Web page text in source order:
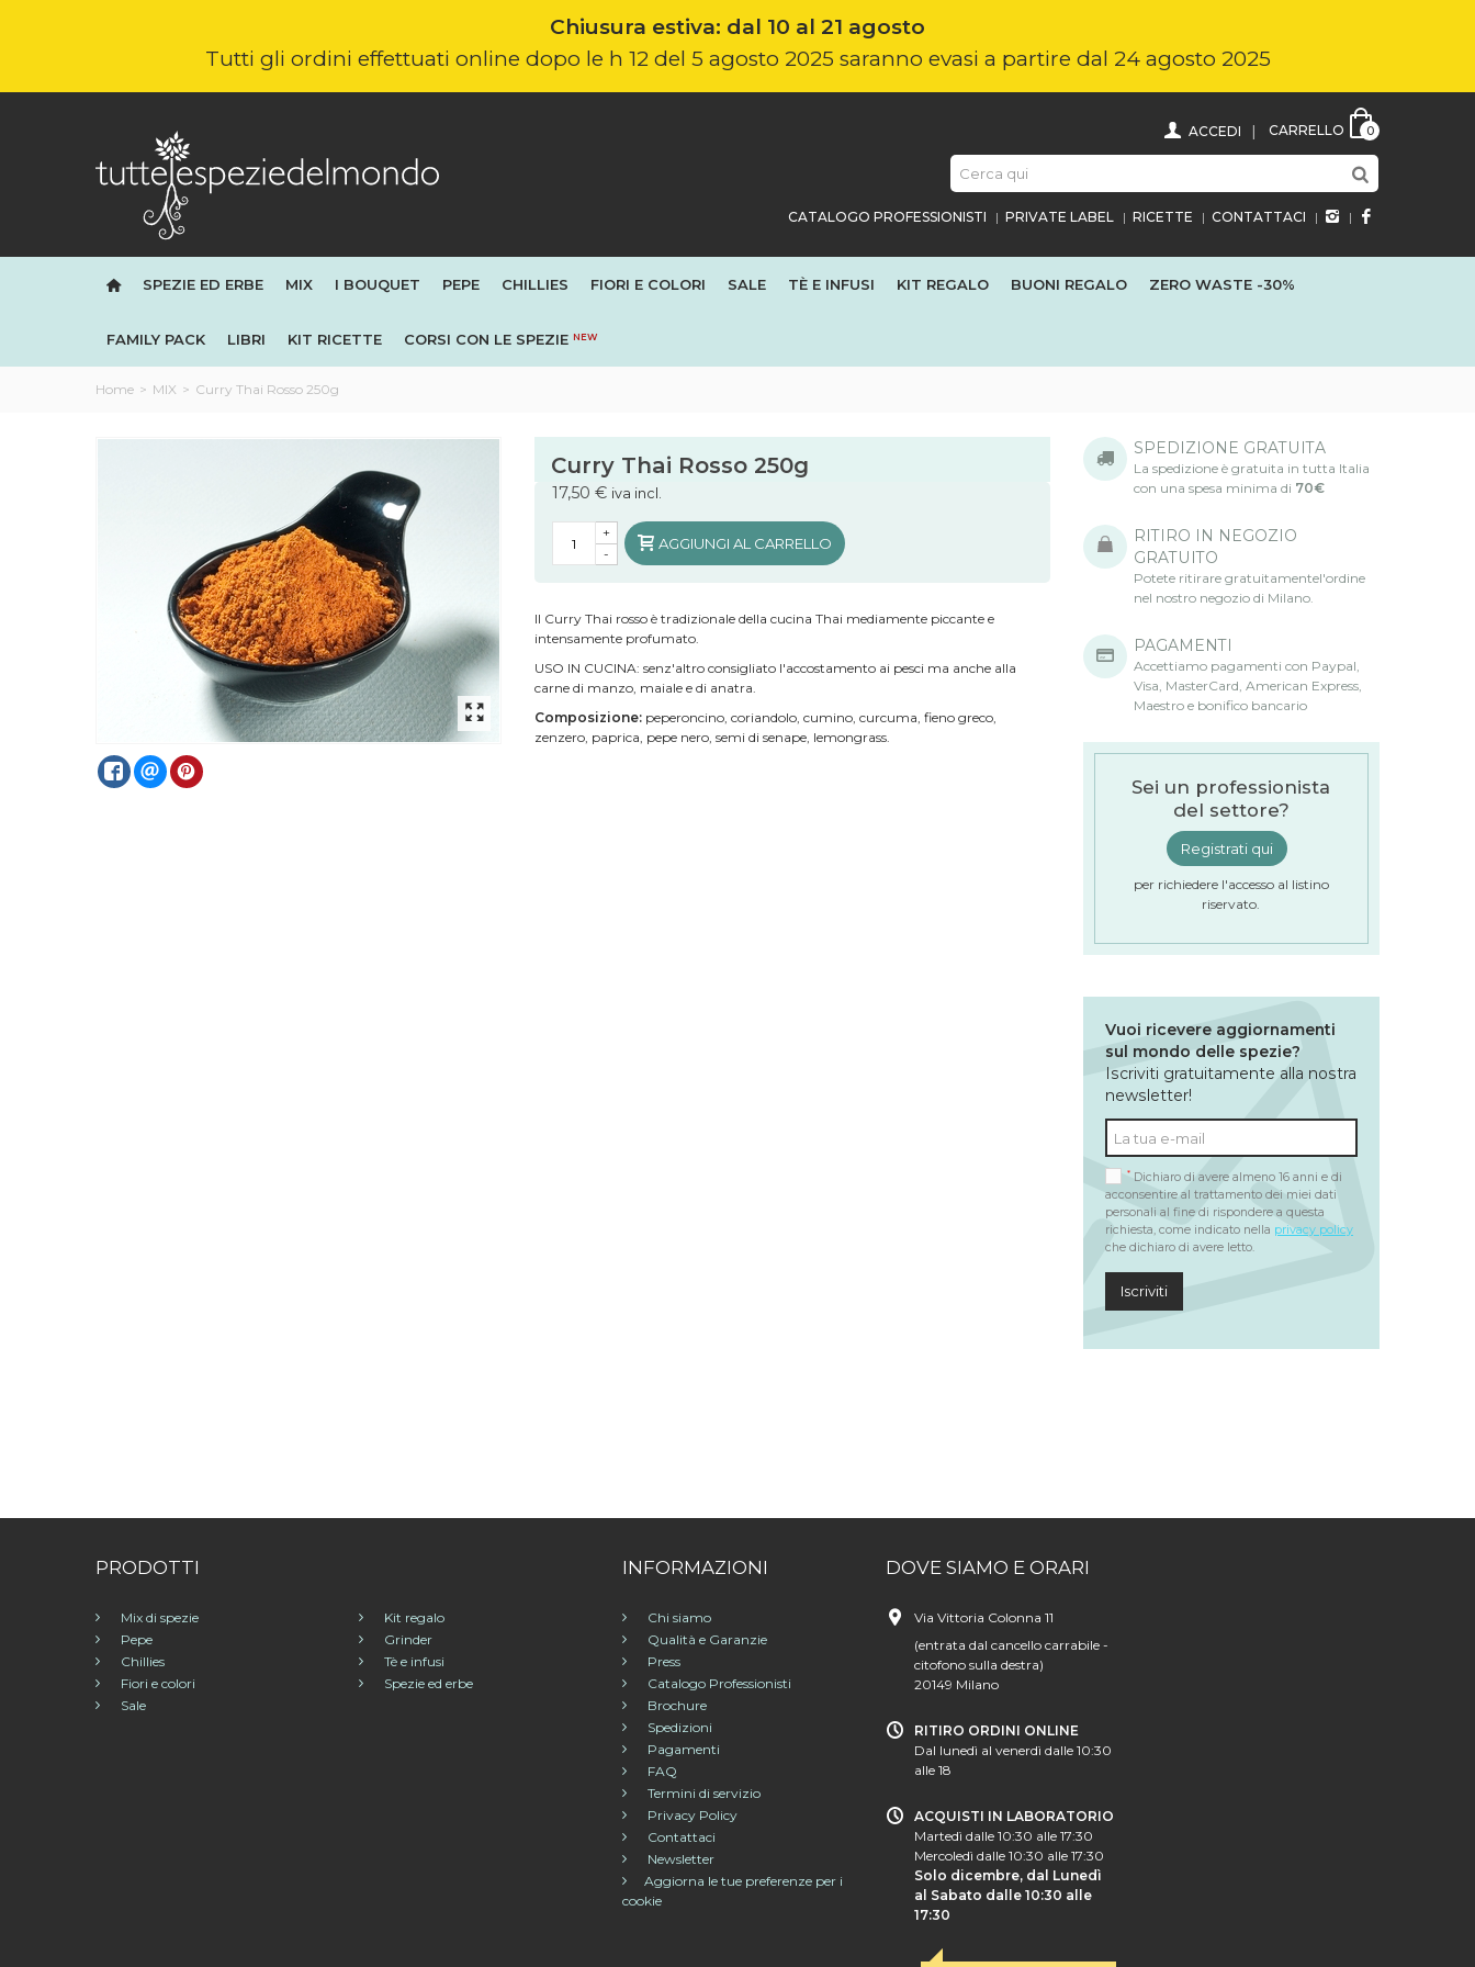
Chiusura estiva: dal 10 al 21 agosto
Tutti gli ordini effettuati online dopo le h 12 del 5 agosto 2025 saranno evasi a partire dal 24 agosto 2025
0
CARRELLO
ACCEDI
CONTATTACI
RICETTE
PRIVATE LABEL
CATALOGO PROFESSIONISTI
SPEZIE ED ERBE MIX I BOUQUET PEPE CHILLIES FIORI E COLORI SALE TÈ E INFUSI KIT REGALO BUONI REGALO ZERO WASTE -30%
FAMILY PACK LIBRI KIT RICETTE CORSI CON LE SPEZIE NEW
Home > MIX > Curry Thai Rosso 250g
Curry Thai Rosso 250g
17,50 € iva incl.
-
+
AGGIUNGI AL CARRELLO
Il Curry Thai rosso è tradizionale della cucina Thai mediamente piccante e
intensamente profumato.
USO IN CUCINA: senz'altro consigliato l'accostamento ai pesci ma anche alla
carne di manzo, maiale e di anatra.
Composizione: peperoncino, coriandolo, cumino, curcuma, fieno greco,
zenzero, paprica, pepe nero, semi di senape, lemongrass.
SPEDIZIONE GRATUITA
La spedizione è gratuita in tutta Italia
con una spesa minima di 70€
RITIRO IN NEGOZIO
GRATUITO
Potete ritirare gratuitamentel'ordine
nel nostro negozio di Milano.
PAGAMENTI
Accettiamo pagamenti con Paypal,
Visa, MasterCard, American Express,
Maestro e bonifico bancario
Sei un professionista
del settore?
Registrati qui
per richiedere l'accesso al listino
riservato.
Vuoi ricevere aggiornamenti
sul mondo delle spezie?
Iscriviti gratuitamente alla nostra
newsletter!
*Dichiaro di avere almeno 16 anni e di
acconsentire al trattamento dei miei dati
personali al fine di rispondere a questa
richiesta, come indicato nella privacy policy
che dichiaro di avere letto.
Iscriviti
PRODOTTI
Mix di spezie
Pepe
Chillies
Fiori e colori
Sale
Kit regalo
Grinder
Tè e infusi
Spezie ed erbe
INFORMAZIONI
Chi siamo
Qualità e Garanzie
Press
Catalogo Professionisti
Brochure
Spedizioni
Pagamenti
FAQ
Termini di servizio
Privacy Policy
Contattaci
Newsletter
Aggiorna le tue preferenze per i
cookie
DOVE SIAMO E ORARI
Via Vittoria Colonna 11
(entrata dal cancello carrabile -
citofono sulla destra)
20149 Milano
RITIRO ORDINI ONLINE
Dal lunedì al venerdì dalle 10:30
alle 18
ACQUISTI IN LABORATORIO
Martedì dalle 10:30 alle 17:30
Mercoledì dalle 10:30 alle 17:30
Solo dicembre, dal Lunedì
al Sabato dalle 10:30 alle
17:30